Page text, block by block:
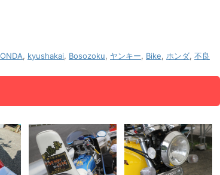
, kyushakai, Bosozoku, ヤンキー, Bike, ホンダ, 不良